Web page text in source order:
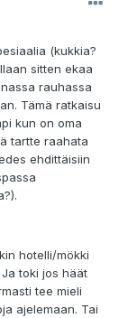
(kukkia?
sitten ekaa
rauhassa
Tämä ratkaisu
kun on oma
tartte raahata
ehdittäisiin
hotelli/mökki
toki jos häät
tee mieli
ajelemaan. Tai